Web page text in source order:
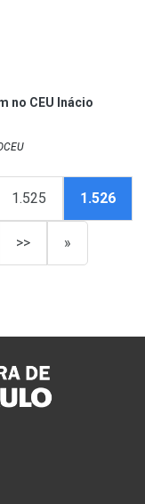
no CEU Inácio
1.525 1.526
>> »